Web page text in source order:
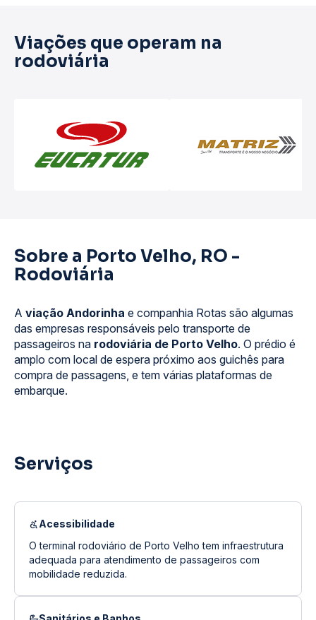
Viações que operam na
rodoviária
Sobre a Porto Velho, RO -
Rodoviária
A viação Andorinha e companhia Rotas são algumas
das empresas responsáveis pelo transporte de
passageiros na rodoviária de Porto Velho. O prédio é
amplo com local de espera próximo aos guichês para
compra de passagens, e tem várias plataformas de
embarque.
Serviços
Acessibilidade
O terminal rodoviário de Porto Velho tem infraestrutura
adequada para atendimento de passageiros com
mobilidade reduzida.